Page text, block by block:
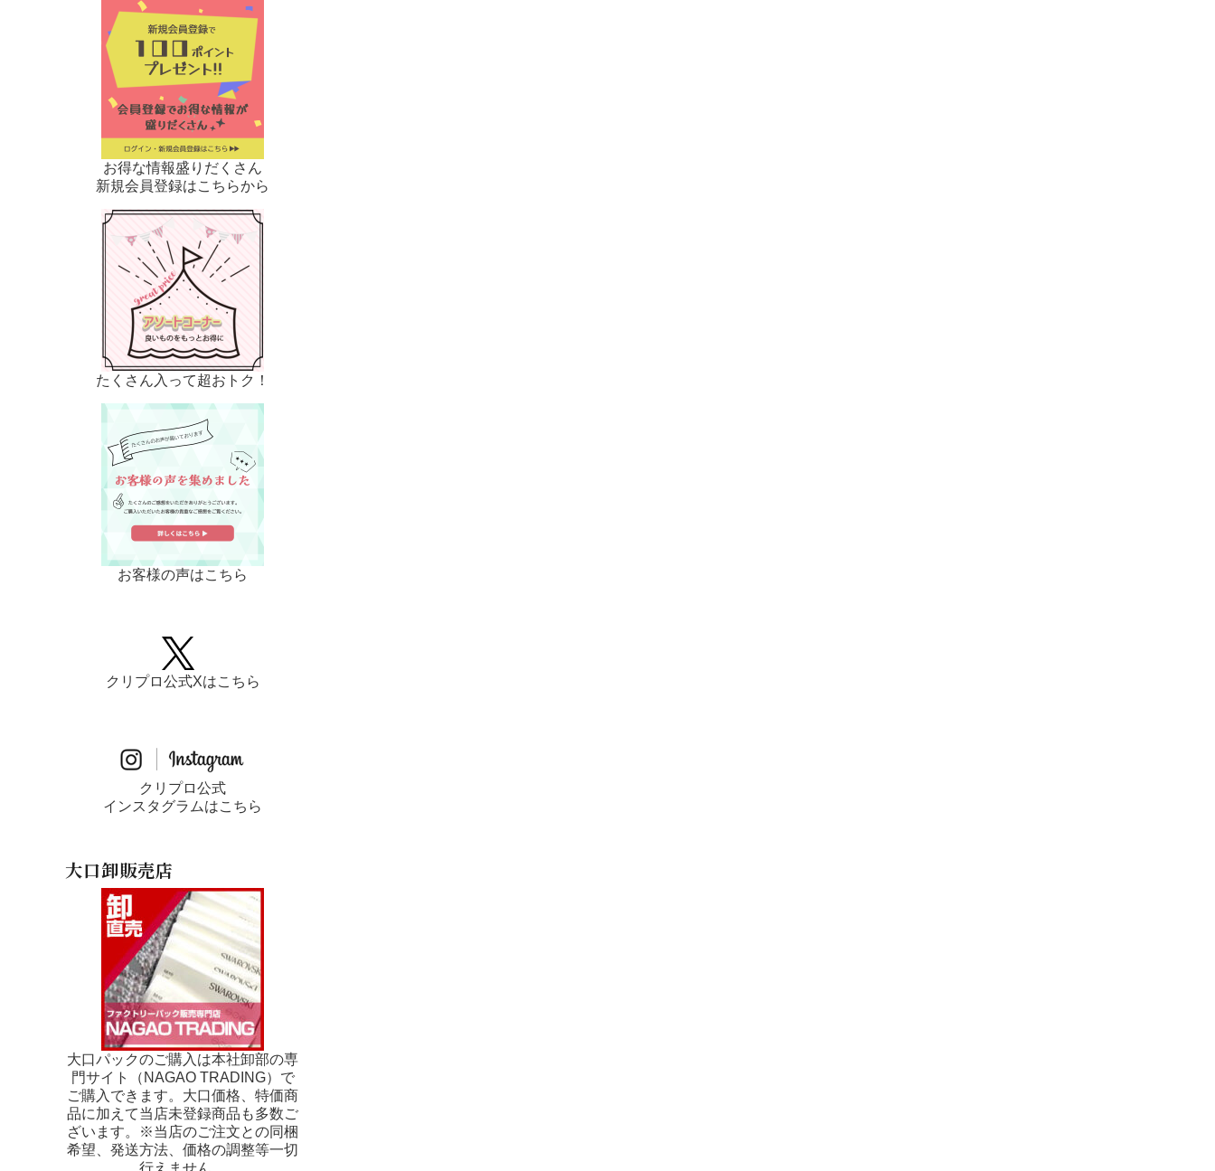
お得な情報盛りだくさん
新規会員登録はこちらから
たくさん入って超おトク！
お客様の声はこちら
クリプロ公式Xはこちら
クリプロ公式
インスタグラムはこちら
大口卸販売店
大口パックのご購入は本社卸部の専
門サイト（NAGAO TRADING）で
ご購入できます。大口価格、特価商
品に加えて当店未登録商品も多数ご
ざいます。※当店のご注文との同梱
希望、発送方法、価格の調整等一切
行えません。